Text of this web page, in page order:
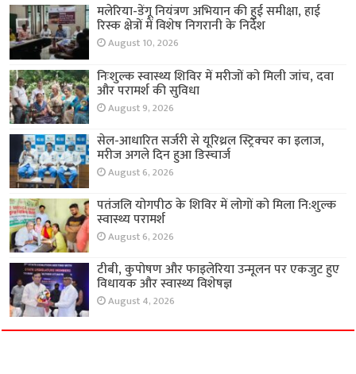
मलेरिया-डेंगू नियंत्रण अभियान की हुई समीक्षा, हाई
रिस्क क्षेत्रों में विशेष निगरानी के निर्देश
August 10, 2026
निःशुल्क स्वास्थ्य शिविर में मरीजों को मिली जांच, दवा
और परामर्श की सुविधा
August 9, 2026
सेल-आधारित सर्जरी से यूरिथ्रल स्ट्रिक्चर का इलाज,
मरीज अगले दिन हुआ डिस्चार्ज
August 6, 2026
पतंजलि योगपीठ के शिविर में लोगों को मिला नि:शुल्क
स्वास्थ्य परामर्श
August 6, 2026
टीबी, कुपोषण और फाइलेरिया उन्मूलन पर एकजुट हुए
विधायक और स्वास्थ्य विशेषज्ञ
August 4, 2026